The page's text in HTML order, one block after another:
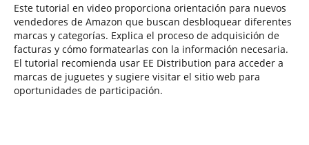
Este tutorial en video proporciona orientación para nuevos
vendedores de Amazon que buscan desbloquear diferentes
marcas y categorías. Explica el proceso de adquisición de
facturas y cómo formatearlas con la información necesaria.
El tutorial recomienda usar EE Distribution para acceder a
marcas de juguetes y sugiere visitar el sitio web para
oportunidades de participación.